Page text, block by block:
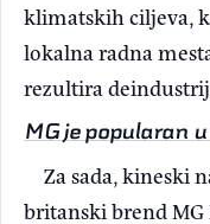
klimatskih ciljeva,
lokalna radna
rezultira
MG je popularan
Za sada, kineski
britanski brend MG